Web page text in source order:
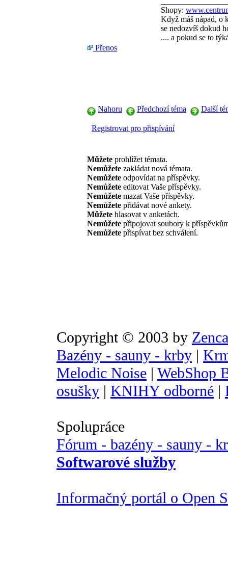
Shopy:
Když máš nápad, o
se nedozvíš dokud
.... a pokud se to
Přenos
Nahoru Předchozí téma Další
Registrovat pro přispívání
Můžete prohlížet témata.
Nemůžete zakládat nová témata.
Nemůžete odpovídat na příspěvky.
Nemůžete editovat Vaše příspěvky.
Nemůžete mazat Vaše příspěvky.
Nemůžete přidávat nové ankety.
Můžete hlasovat v anketách.
Nemůžete připojovat soubory k
Nemůžete přispívat bez schválení.
Copyright © 2003 by
Bazény - sauny - krby |
Melodic Noise | WebShop
osušky | KNIHY odborné |
Spolupráce
Fórum - bazény - sauny -
Softwarové služby
Informačný portál o Open